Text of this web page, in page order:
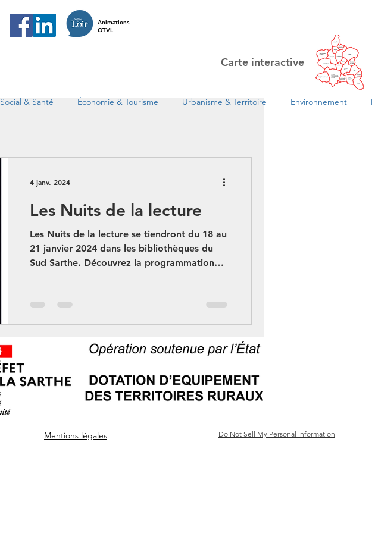
Animations
OTVL
Carte interactive
Les Nuits de la lecture
Les Nuits de la lecture se tiendront du 18 au
21 janvier 2024 dans les bibliothèques du
Sud Sarthe. Découvrez la programmation
4 janv. 2024
Social & Santé Économie & Tourisme Urbanisme & Territoire Environnement
Mentions légales Do Not Sell My Personal Information